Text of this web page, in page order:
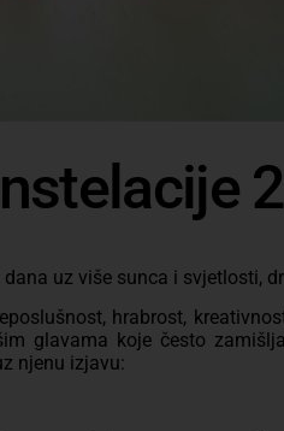
uz više sunca i svjetlosti,
hrabrost,
glavama koje često
njenu izjavu: